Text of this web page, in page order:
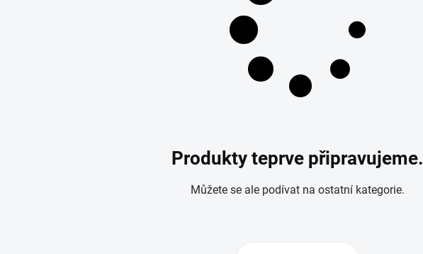
Produkty teprve připravujeme.
Můžete se ale podívat na ostatní kategorie.